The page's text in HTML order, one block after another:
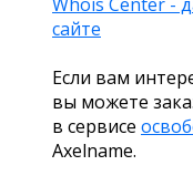
сайте
Если вам
вы можете
в сервисе
Axelname.